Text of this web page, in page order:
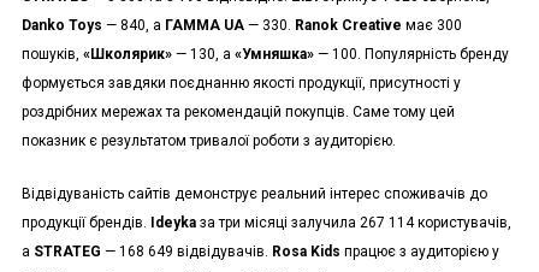
Danko Toys — 840, а ГАММА UA — 330. Ranok Creative має 300
пошуків, «Школярик»— 130, а «Умняшка»— 100. Популярність бренду
формується завдяки поєднанню якості продукції, присутності у
роздрібних мережах та рекомендацій покупців. Саме тому цей
показник є результатом тривалої роботи з аудиторією.
Відвідуваність сайтів демонструє реальний інтерес споживачів до
продукції брендів. Ideyka за три місяці залучила 267 114 користувачів,
а STRATEG — 168 649 відвідувачів. Rosa Kids працює з аудиторією у